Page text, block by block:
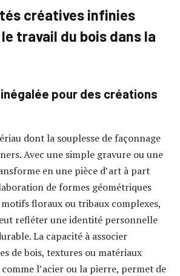
créatives infinies
travail du bois dans la
pour des créations
dont la souplesse de façonnage
Avec une simple gravure ou une
en une pièce d’art à part
de formes géométriques
motifs floraux ou tribaux complexes,
refléter une identité personnelle
La capacité à associer
de bois, textures ou matériaux
l’acier ou la pierre, permet de